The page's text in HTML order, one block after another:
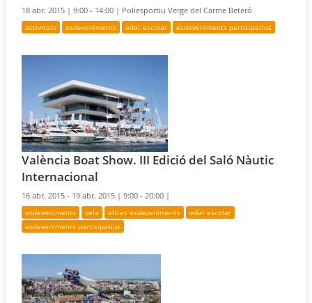
18 abr. 2015 |9:00 - 14:00 | Poliesportiu Verge del Carme Beteró
activitats esdeveniments edat escolar esdeveniments participatius
València Boat Show. III Edició del Saló Nàutic
Internacional
16 abr. 2015 - 19 abr. 2015 |9:00 - 20:00 |
esdeveniments vela altres esdeveniments
edat escolar
esdeveniments participatius